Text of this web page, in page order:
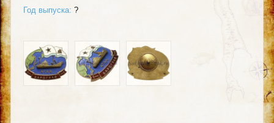
Год выпуска: ?